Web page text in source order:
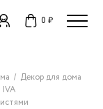
0 ₽
Декор для дома
IVA